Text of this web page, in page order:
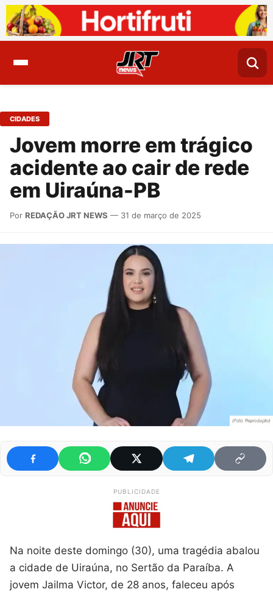
CIDADES
Jovem morre em trágico
acidente ao cair de rede
em Uiraúna-PB
Por REDAÇÃO JRT NEWS — 31 de março de 2025
PUBLICIDADE
Na noite deste domingo (30), uma tragédia abalou
a cidade de Uiraúna, no Sertão da Paraíba. A
jovem Jailma Victor, de 28 anos, faleceu após